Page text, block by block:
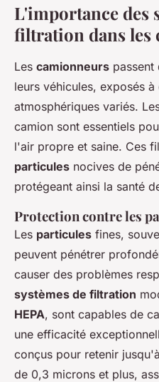
L'importance des
filtration dans les
Les camionneurs passent
leurs véhicules, exposés
atmosphériques variés.
camion sont essentiels
l'air propre et saine. Ces
particules nocives de
protégeant ainsi la santé
Protection contre les
Les particules fines,
peuvent pénétrer
causer des problèmes
systèmes de filtration
HEPA, sont capables de
une efficacité
conçus pour retenir
de 0,3 microns et plus,